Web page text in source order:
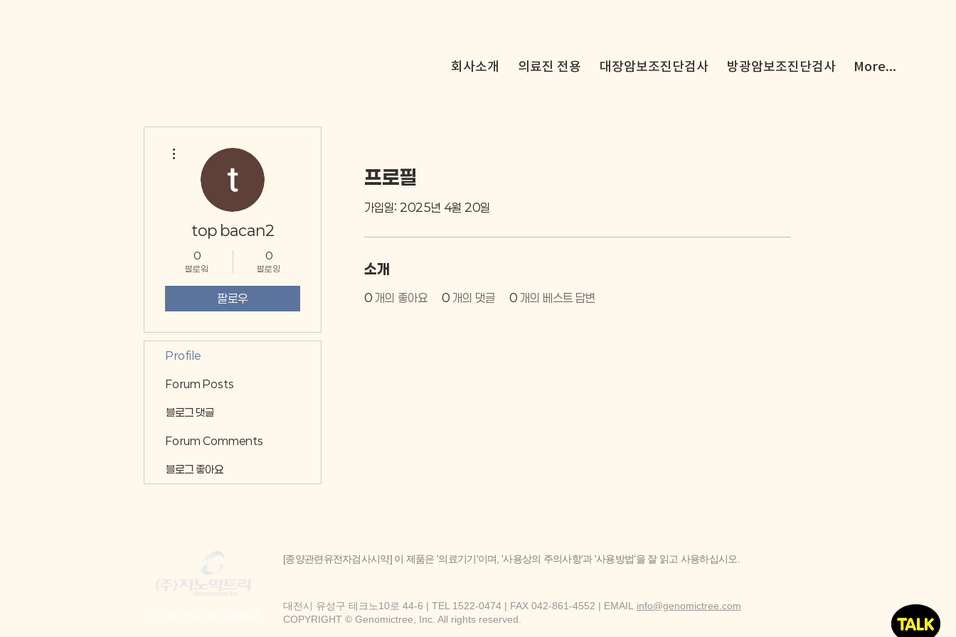
회사소개 의료진 전용 대장암보조진단검사 방광암보조진단검사 More...
프로필
가입일: 2025년 4월 20일
소개
0 개의 좋아요 0 개의 댓글 0 개의 베스트 답변
top bacan2
0
팔로워
0
팔로잉
팔로우
Profile
Forum Posts
블로그 댓글
Forum Comments
블로그 좋아요
[종양관련유전자검사시약] 이 제품은 '의료기기'이며, '사용상의 주의사항'과 '사용방법'을 잘 읽고 사용하십시오.
대전시 유성구 테크노10로 44-6 | TEL 1522-0474 | FAX 042-861-4552 | EMAIL info@genomictree.com
COPYRIGHT © Genomictree, Inc. All rights reserved.